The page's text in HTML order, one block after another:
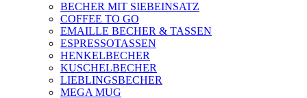
BECHER MIT SIEBEINSATZ
COFFEE TO GO
EMAILLE BECHER & TASSEN
ESPRESSOTASSEN
HENKELBECHER
KUSCHELBECHER
LIEBLINGSBECHER
MEGA MUG